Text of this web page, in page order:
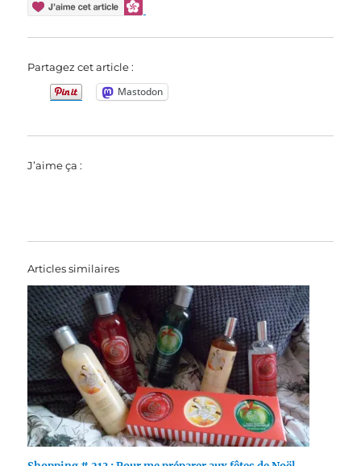
Partagez cet article :
Mastodon
J’aime ça :
Articles similaires